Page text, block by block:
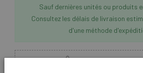
Sauf dernières unités ou produits
Consultez les délais de livraison
d'une méthode
Derniers articles en